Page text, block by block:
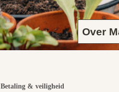
Over
Betaling & veiligheid